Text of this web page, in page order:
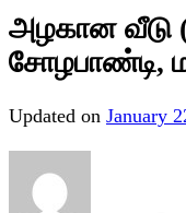
அழகான வீடு
சோழபாண்டி,
Updated on January